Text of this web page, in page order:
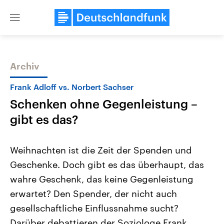
Close
Themen
Landtagswahl Sachsen-Anhalt
2026
Alle Informationen
Sachsen-Anhalt wählt am 6.
September 2026 einen neuen
Landtag. Seit 2021 wird das
Bundesland von einer Koalition aus
USA
Aktuelle Beiträge,
Hintergründe
Wirtschaftlich und
gehören die Vereinigten
den mächtigsten Ländern
mit großem Einfluss auf
Archiv
Frank Adloff vs. Norbert Sachser
Schenken ohne Gegenleistung –
gibt es das?
Weihnachten ist die Zeit der Spenden und
Geschenke. Doch gibt es das überhaupt, das
wahre Geschenk, das keine Gegenleistung
erwartet? Den Spender, der nicht auch
gesellschaftliche Einflussnahme sucht?